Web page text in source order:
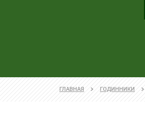
ГЛАВНАЯ ГОДИННИКИ